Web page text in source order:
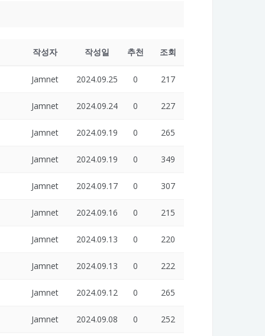
작성자 작성일 추천 조회
Jamnet 2024.09.25 0 217
Jamnet 2024.09.24 0 227
Jamnet 2024.09.19 0 265
Jamnet 2024.09.19 0 349
Jamnet 2024.09.17 0 307
Jamnet 2024.09.16 0 215
Jamnet 2024.09.13 0 220
Jamnet 2024.09.13 0 222
Jamnet 2024.09.12 0 265
Jamnet 2024.09.08 0 252